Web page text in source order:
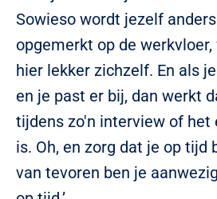
Sowieso wordt jezelf
opgemerkt op de
hier lekker zichzelf. En als
en je past er bij, dan werkt
tijdens zo'n interview of het
is. Oh, en zorg dat je op tijd
van tevoren ben je